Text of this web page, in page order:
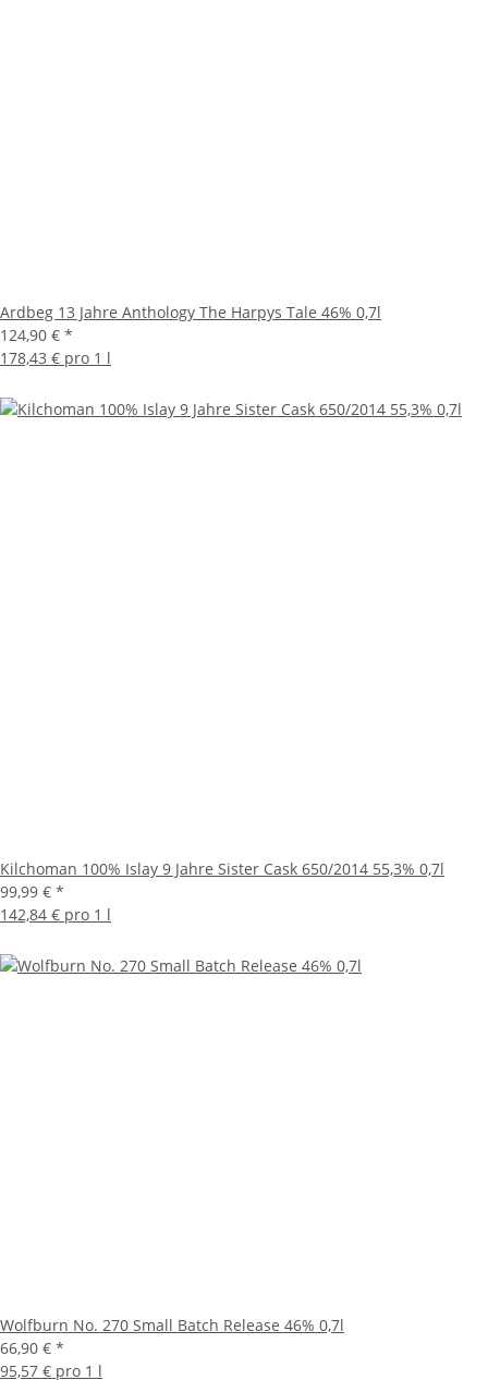
Ardbeg 13 Jahre Anthology The Harpys Tale 46% 0,7l
124,90 € *
178,43 € pro 1 l
Kilchoman 100% Islay 9 Jahre Sister Cask 650/2014 55,3% 0,7l
99,99 € *
142,84 € pro 1 l
Wolfburn No. 270 Small Batch Release 46% 0,7l
66,90 € *
95,57 € pro 1 l